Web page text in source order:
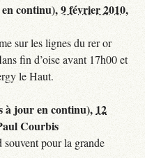
continu),9 février 2010,
sur les lignes du rer or
fin d’oise avant 17h00 et
le Haut.
à jour en continu), 12
Courbis
pour la grande